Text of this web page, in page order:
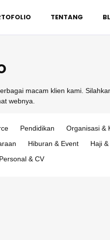
TENTANG
macam klien kami.
webnya.
Pendidikan Organisasi &
Hiburan & Event Haji
Personal & CV